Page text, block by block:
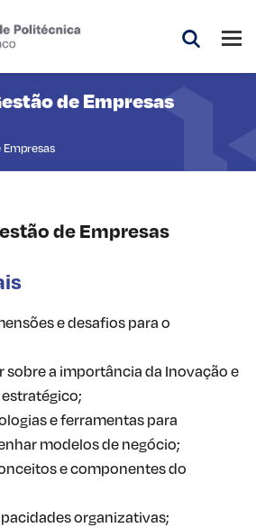
de Empresas
Empresas
de Empresas
e desafios para o
sobre a importância da Inovação e
e ferramentas para
modelos de negócio;
e componentes do
organizativas;